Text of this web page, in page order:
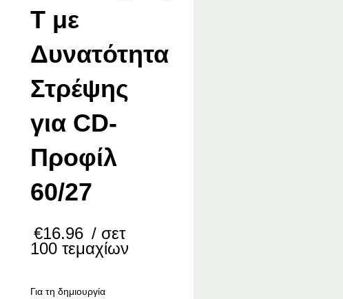
Τ με
Δυνατότητα
Στρέψης
για CD-
Προφίλ
60/27
€16.96 / σετ
100 τεμαχίων
Για τη δημιουργία